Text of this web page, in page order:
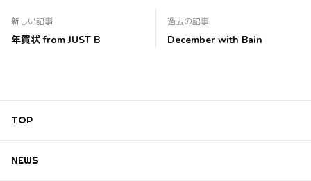
新しい記事
年賀状 from JUST B
過去の記事
December with Bain
TOP
NEWS